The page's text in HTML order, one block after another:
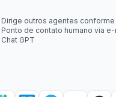
Dirige outros agentes
Ponto de contato humano via e-
Chat GPT